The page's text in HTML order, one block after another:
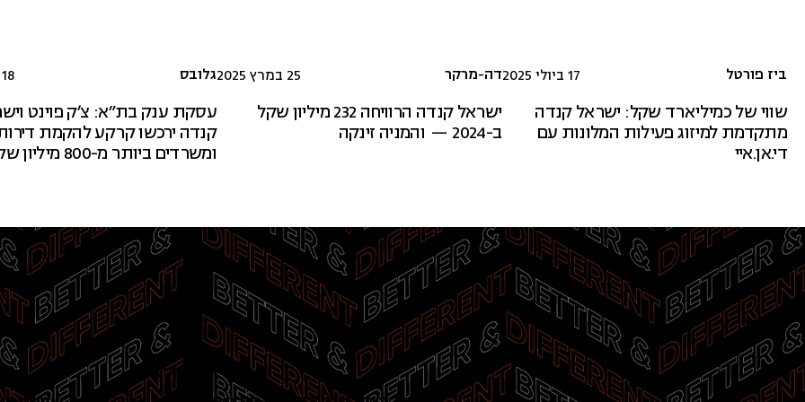
ביז פורטל 17 ביולי 2025
שווי של כמיליארד שקל: ישראל קנדה
מתקדמת למיזוג פעילות המלונות עם
די.אן.איי
דה-מרקר 25 במרץ 2025
ישראל קנדה הרוויחה 232 מיליון שקל
ב-2024 — והמניה זינקה
גלובס 18 במרץ 2025
עסקת ענק בת"א: צ'ק פוינט
קנדה ירכשו קרקע להקמת
ומשרדים ביותר מ-800 מיליון שקל
התראות דוא״ל: